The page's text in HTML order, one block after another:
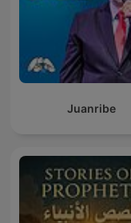
Juanribe